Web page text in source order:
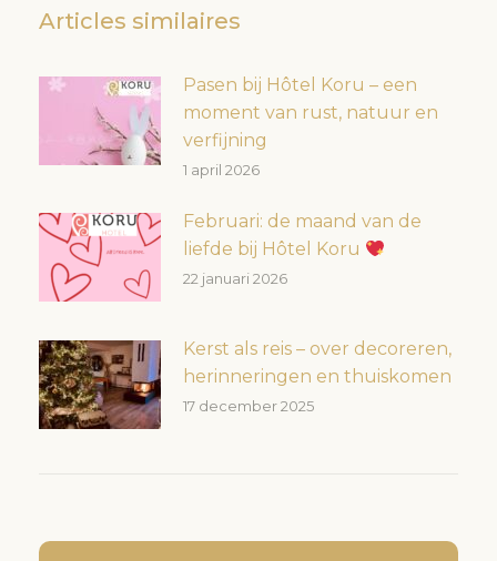
Articles similaires
Pasen bij Hôtel Koru – een
moment van rust, natuur en
verfijning
1 april 2026
Februari: de maand van de
liefde bij Hôtel Koru
22 januari 2026
Kerst als reis – over decoreren,
herinneringen en thuiskomen
17 december 2025